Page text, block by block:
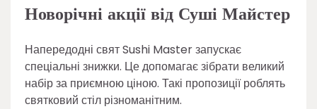
Новорічні акції від Суші Майстер
Напередодні свят Sushi Master запускає
спеціальні знижки. Це допомагає зібрати великий
набір за приємною ціною. Такі пропозиції роблять
святковий стіл різноманітним.